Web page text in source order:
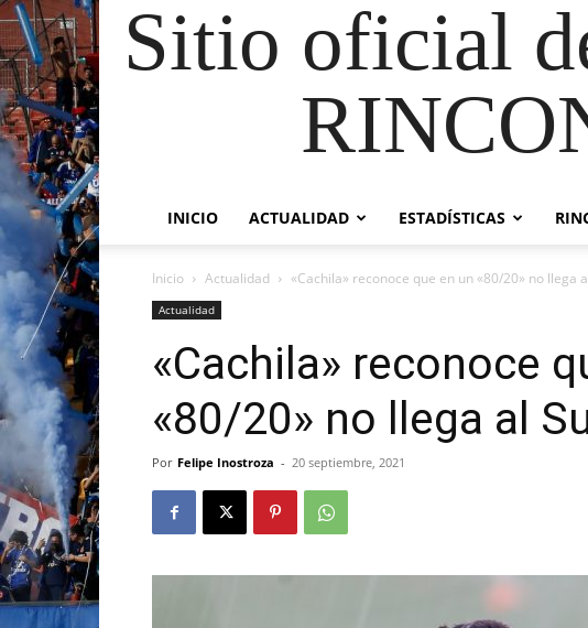
Sitio oficial
INICIO ACTUALIDAD ESTADÍSTICAS
Inicio Actualidad «Cachila» reconoce que en un «80/20» no llega
Actualidad
«Cachila» reconoce
«80/20» no llega al
Por Felipe Inostroza - 20 septiembre, 2021